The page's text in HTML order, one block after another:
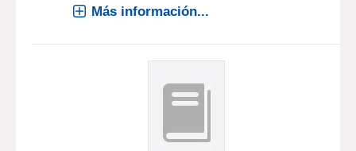
Más información...